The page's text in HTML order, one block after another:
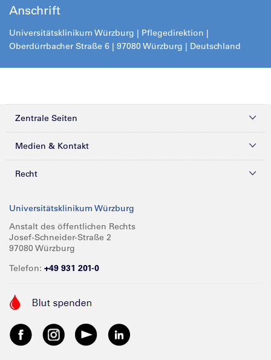
Anschrift
Universitätsklinikum Würzburg | Pflegedirektion |
Oberdürrbacher Straße 6 | 97080 Würzburg | Deutschland
Zentrale Seiten
Kliniken & Zentren
Forschung
Karriere
Medien & Kontakt
Presse
Glossar
Spenden
Anreise
Recht
Compliance
Impressum
Barrierefreiheit
Universitätsklinikum Würzburg
Anstalt des öffentlichen Rechts
Josef-Schneider-Straße 2
97080 Würzburg
Telefon: +49 931 201-0